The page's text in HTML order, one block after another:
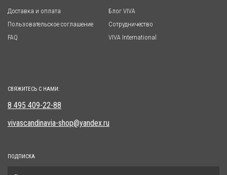
Доставка и оплата
Пользовательское соглашение
FAQ
Блог VIVA
Сотрудничество
VIVA International
СВЯЖИТЕСЬ С НАМИ:
8 495 409-22-88
vivascandinavia-shop@yandex.ru
ПОДПИСКА